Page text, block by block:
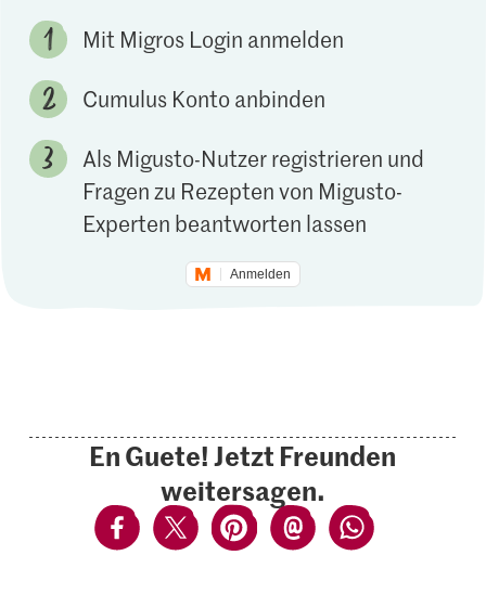
Mit Migros Login anmelden
Cumulus Konto anbinden
Als Migusto-Nutzer registrieren und
Fragen zu Rezepten von Migusto-
Experten beantworten lassen
Anmelden
En Guete! Jetzt Freunden
weitersagen.